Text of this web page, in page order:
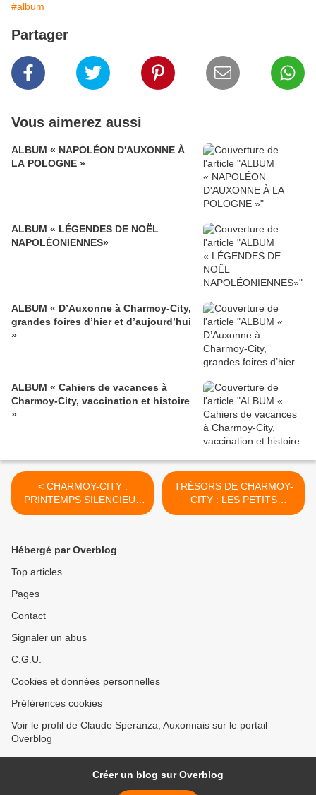
#album
Partager
Vous aimerez aussi
ALBUM « NAPOLÉON D'AUXONNE À
LA POLOGNE »
ALBUM « LÉGENDES DE NOËL
NAPOLÉONIENNES»
ALBUM « D’Auxonne à Charmoy-City,
grandes foires d’hier et d’aujourd’hui
»
ALBUM « Cahiers de vacances à
Charmoy-City, vaccination et histoire
»
< CHARMOY-CITY :
PRINTEMPS SILENCIEUX
POUR LE TRÉSOR ET
vote négatif fondateur)
TRÉSORS DE CHARMOY-
CITY : LES PETITS
CHASSEURS SERONT-ILS
Hébergé par Overblog
Top articles
Pages
Contact
Signaler un abus
C.G.U.
Cookies et données personnelles
Préférences cookies
Voir le profil de Claude Speranza, Auxonnais sur le portail
Overblog
Créer un blog sur Overblog